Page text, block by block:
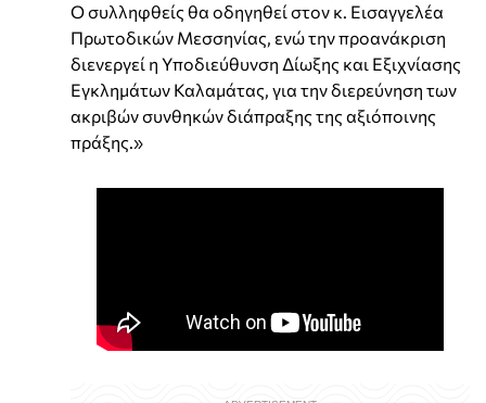
Ο συλληφθείς θα οδηγηθεί στον κ. Εισαγγελέα
Πρωτοδικών Μεσσηνίας, ενώ την προανάκριση
διενεργεί η Υποδιεύθυνση Δίωξης και Εξιχνίασης
Εγκλημάτων Καλαμάτας, για την διερεύνηση των
ακριβών συνθηκών διάπραξης της αξιόποινης
πράξης.»